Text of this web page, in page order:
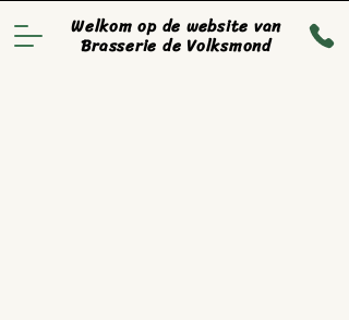
Welkom op de website van
Brasserie de Volksmond